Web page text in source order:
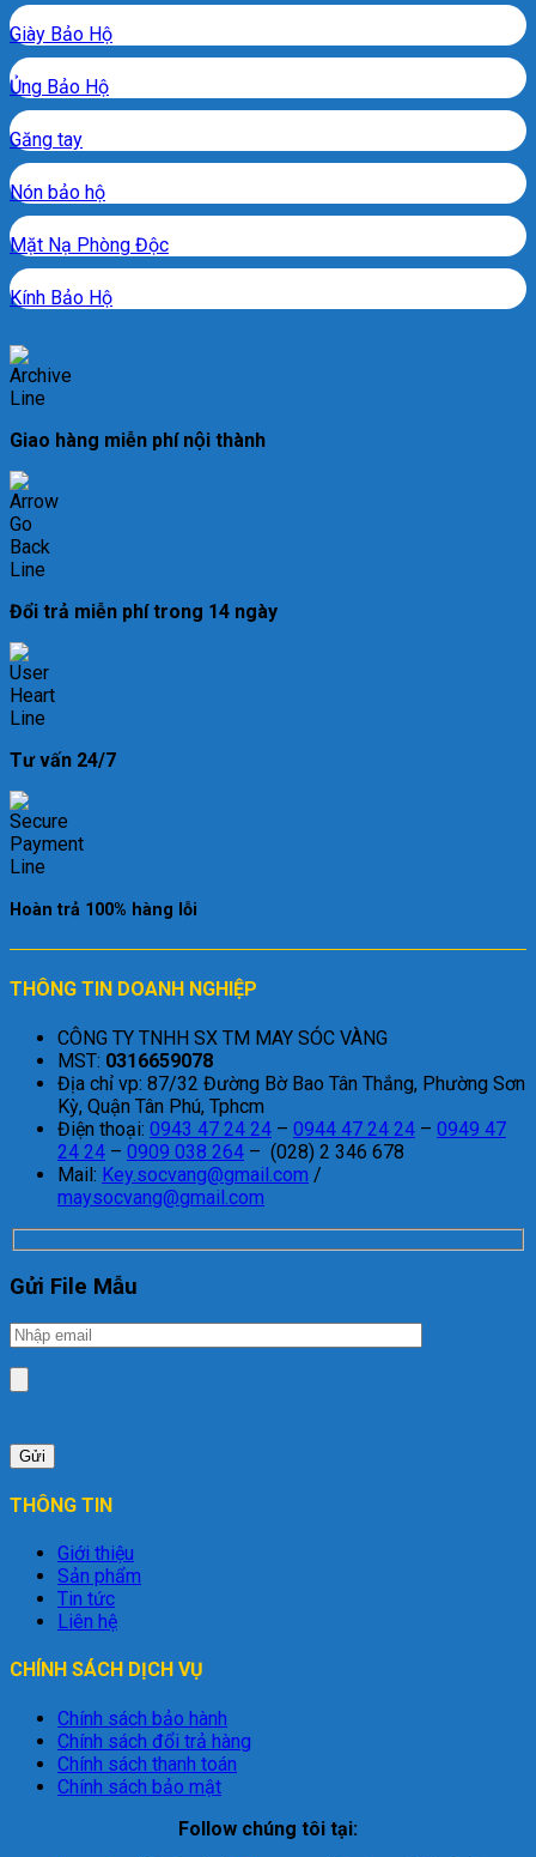
Giày Bảo Hộ
Ủng Bảo Hộ
Găng tay
Nón bảo hộ
Mặt Nạ Phòng Độc
Kính Bảo Hộ
Giao hàng miễn phí nội thành
Đổi trả miễn phí trong 14 ngày
Tư vấn 24/7
Hoàn trả 100% hàng lỗi
THÔNG TIN DOANH NGHIỆP
CÔNG TY TNHH SX TM MAY SÓC VÀNG
MST: 0316659078
Địa chỉ vp: 87/32 Đường Bờ Bao Tân Thắng, Phường Sơn
Kỳ, Quận Tân Phú, Tphcm
Điện thoại: 0943 47 24 24 – 0944 47 24 24 – 0949 47
24 24 – 0909 038 264 – (028) 2 346 678
Mail: Key.socvang@gmail.com /
maysocvang@gmail.com
Gửi File Mẫu
THÔNG TIN
Giới thiệu
Sản phẩm
Tin tức
Liên hệ
CHÍNH SÁCH DỊCH VỤ
Chính sách bảo hành
Chính sách đổi trả hàng
Chính sách thanh toán
Chính sách bảo mật
Follow chúng tôi tại: